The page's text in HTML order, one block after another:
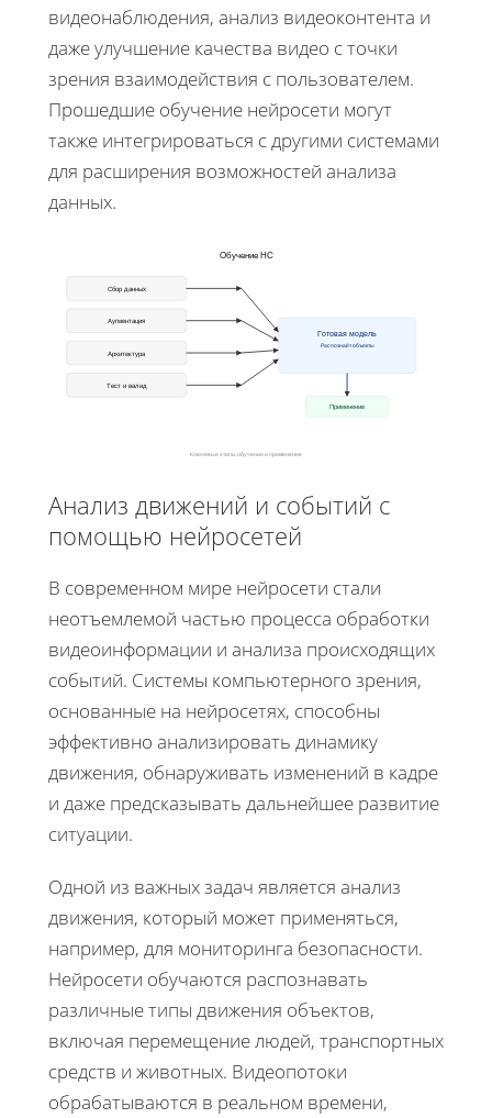
видеонаблюдения, анализ видеоконтента и
даже улучшение качества видео с точки
зрения взаимодействия с пользователем.
Прошедшие обучение нейросети могут
также интегрироваться с другими системами
для расширения возможностей анализа
данных.
Обучение НС
Сбор данных
Аугментация
Архитектура
Тест и валид
Готовая модель
Распознаёт объекты
Применение
Ключевые этапы обучения и применение
Анализ движений и событий с
помощью нейросетей
В современном мире нейросети стали
неотъемлемой частью процесса обработки
видеоинформации и анализа происходящих
событий. Системы компьютерного зрения,
основанные на нейросетях, способны
эффективно анализировать динамику
движения, обнаруживать изменений в кадре
и даже предсказывать дальнейшее развитие
ситуации.
Одной из важных задач является анализ
движения, который может применяться,
например, для мониторинга безопасности.
Нейросети обучаются распознавать
различные типы движения объектов,
включая перемещение людей, транспортных
средств и животных. Видеопотоки
обрабатываются в реальном времени,